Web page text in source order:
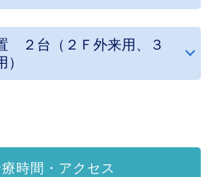
２台（２Ｆ外来用、３
時間・アクセス